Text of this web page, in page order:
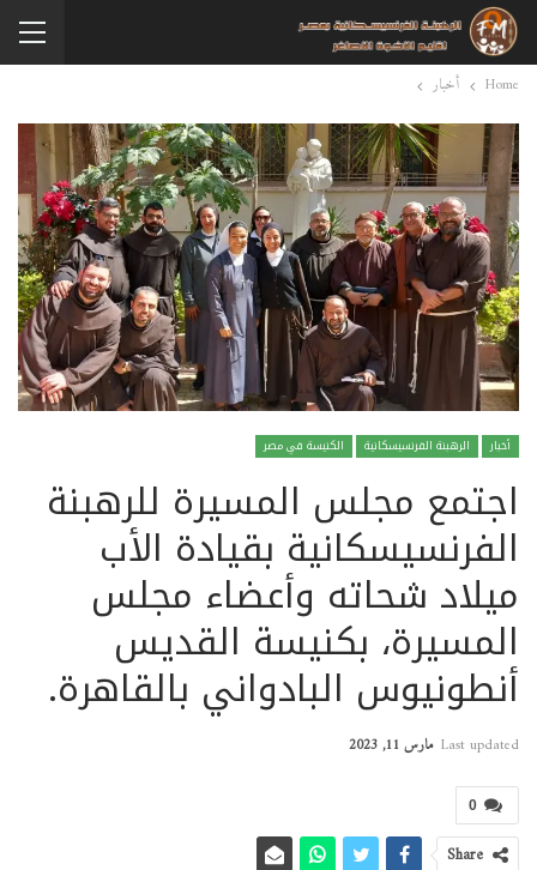
Home أخبار
أخبار الرهبنة الفرنسيسكانية الكنيسة في مصر
اجتمع مجلس المسيرة للرهبنة
الفرنسيسكانية بقيادة الأب
ميلاد شحاته وأعضاء مجلس
المسيرة، بكنيسة القديس
أنطونيوس البادواني بالقاهرة.
Last updated مارس 11, 2023
0
Share